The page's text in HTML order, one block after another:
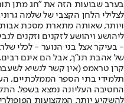
בערב שבועות הזה את "חג מתן
לצלילי הלחן הקצבי של שלמה
ויותר, שאותה מתארת מסכת
ליהושע ויהושע לזקנים וזקנים
- בעיקר אצל בני הנוער - לכלי
של אהבת תנ"ך, אבל הם אינם רבים.
קרן טראמפ (אין קשר לנשיא
תלמידי בתי הספר הממלכתיים,
החטיבה העליונה נמצא בשפל.